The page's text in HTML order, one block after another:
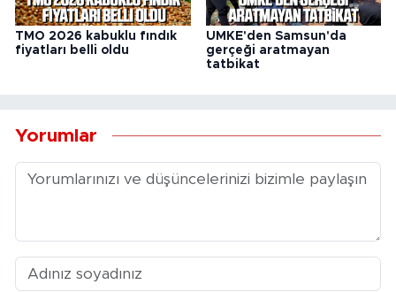
TMO 2026 kabuklu fındık
fiyatları belli oldu
UMKE'den Samsun'da
gerçeği aratmayan
tatbikat
Yorumlar